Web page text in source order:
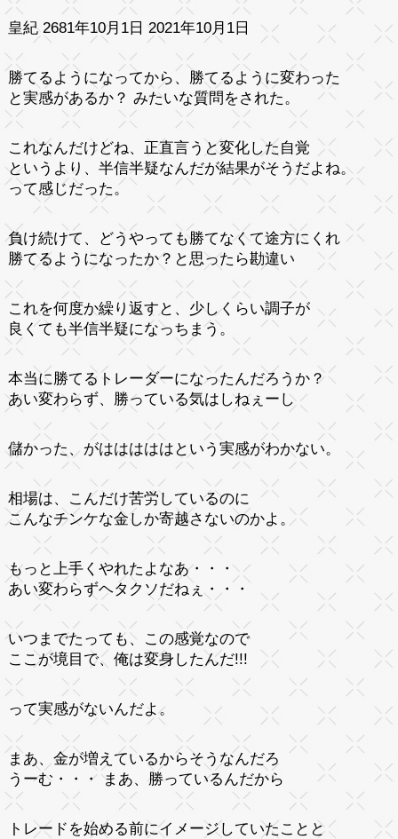
皇紀 2681年10月1日 2021年10月1日
勝てるようになってから、勝てるように変わった
と実感があるか？ みたいな質問をされた。
これなんだけどね、正直言うと変化した自覚
というより、半信半疑なんだが結果がそうだよね。
って感じだった。
負け続けて、どうやっても勝てなくて途方にくれ
勝てるようになったか？と思ったら勘違い
これを何度か繰り返すと、少しくらい調子が
良くても半信半疑になっちまう。
本当に勝てるトレーダーになったんだろうか？
あい変わらず、勝っている気はしねぇーし
儲かった、がはははははという実感がわかない。
相場は、こんだけ苦労しているのに
こんなチンケな金しか寄越さないのかよ。
もっと上手くやれたよなあ・・・
あい変わらずヘタクソだねぇ・・・
いつまでたっても、この感覚なので
ここが境目で、俺は変身したんだ!!!
って実感がないんだよ。
まあ、金が増えているからそうなんだろ
うーむ・・・ まあ、勝っているんだから
トレードを始める前にイメージしていたことと